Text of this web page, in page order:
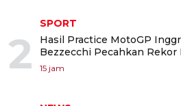
2
SPORT
Hasil Practice MotoGP
Bezzecchi Pecahkan Rekor
15 jam